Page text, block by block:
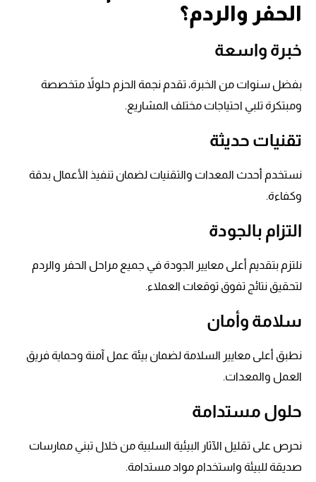
الحفر والردم؟
خبرة واسعة
بفضل سنوات من الخبرة، تقدم نجمة الحزم حلولاً متخصصة
ومبتكرة تلبي احتياجات مختلف المشاريع.
تقنيات حديثة
نستخدم أحدث المعدات والتقنيات لضمان تنفيذ الأعمال بدقة
وكفاءة.
التزام بالجودة
نلتزم بتقديم أعلى معايير الجودة في جميع مراحل الحفر والردم
لتحقيق نتائج تفوق توقعات العملاء.
سلامة وأمان
نطبق أعلى معايير السلامة لضمان بيئة عمل آمنة وحماية فريق
العمل والمعدات.
حلول مستدامة
نحرص على تقليل الآثار البيئية السلبية من خلال تبني ممارسات
صديقة للبيئة واستخدام مواد مستدامة.